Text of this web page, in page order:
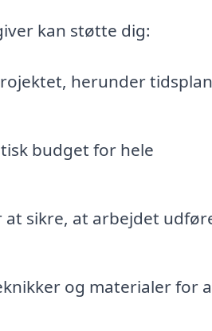
kan støtte dig:
herunder
budget for hele
sikre, at arbejdet
og materialer for